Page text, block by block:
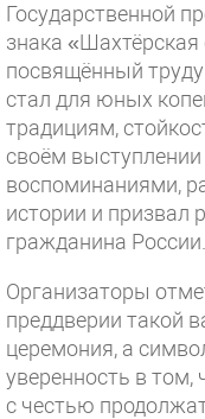
Государственной
знака
посвящённый
стал для юных
традициям,
своём
воспоминаниями,
истории и призвал
гражданина России.
Организаторы
преддверии такой
церемония, а
уверенность в
с честью